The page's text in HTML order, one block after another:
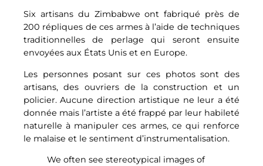
Six artisans du Zimbabwe ont fabriqué près de
200 répliques de ces armes à l’aide de techniques
traditionnelles de perlage qui seront ensuite
envoyées aux États Unis et en Europe.
Les personnes posant sur ces photos sont des
artisans, des ouvriers de la construction et un
policier. Aucune direction artistique ne leur a été
donnée mais l’artiste a été frappé par leur habileté
naturelle à manipuler ces armes, ce qui renforce
le malaise et le sentiment d’instrumentalisation.
We often see stereotypical images of